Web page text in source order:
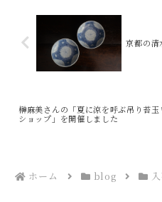
京都の清
榊麻美さんの「夏に涼を呼ぶ吊り苔玉
ショップ」を開催しました
ホーム blog